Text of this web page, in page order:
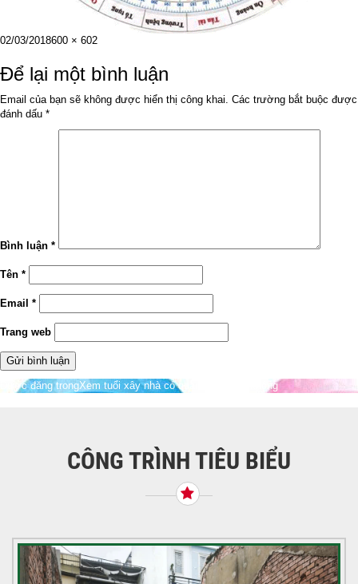
Đăng
ngày
02/03/2018Kích
đầy
đủ
600 × 602
Để lại một bình luận
Email của bạn sẽ không được hiển thị công khai. Các trường bắt buộc được
đánh dấu *
Bình luận *
Tên *
Email *
Trang web
Điều
Được đăng trongXem tuổi xây nhà có quan trọng hay không
CÔNG TRÌNH TIÊU BIỂU